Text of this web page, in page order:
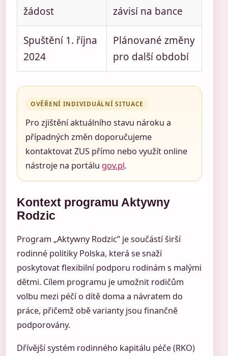
žádost
závisí na bance
Spuštění 1. října
2024
Plánované změny
pro další období
OVĚŘENÍ INDIVIDUÁLNÍ SITUACE
Pro zjištění aktuálního stavu nároku a
případných změn doporučujeme
kontaktovat ZUS přímo nebo využít online
nástroje na portálu gov.pl.
Kontext programu Aktywny
Rodzic
Program „Aktywny Rodzic” je součástí širší
rodinné politiky Polska, která se snaží
poskytovat flexibilní podporu rodinám s malými
dětmi. Cílem programu je umožnit rodičům
volbu mezi péčí o dítě doma a návratem do
práce, přičemž obě varianty jsou finančně
podporovány.
Dřívější systém rodinného kapitálu péče (RKO)